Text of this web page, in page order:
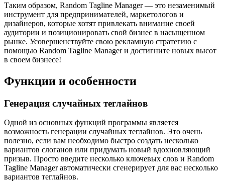
Таким образом, Random Tagline Manager — это незаменимый
инструмент для предпринимателей, маркетологов и
дизайнеров, которые хотят привлекать внимание своей
аудитории и позиционировать свой бизнес в насыщенном
рынке. Усовершенствуйте свою рекламную стратегию с
помощью Random Tagline Manager и достигните новых высот
в своем бизнесе!
Функции и особенности
Генерация случайных теглайнов
Одной из основных функций программы является
возможность генерации случайных теглайнов. Это очень
полезно, если вам необходимо быстро создать несколько
вариантов слоганов или придумать новый вдохновляющий
призыв. Просто введите несколько ключевых слов и Random
Tagline Manager автоматически сгенерирует для вас несколько
вариантов теглайнов.